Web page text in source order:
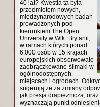
40 lat? Kwestia ta była
przedmiotem nowych,
międzynarodowych badań
prowadzonych pod
kierunkiem The Open
University w Wlk. Brytanii,
w ramach których ponad
6.000 osób w 15 krajach
europejskich obserwowało
zaobrączkowane ślimaki w
ogólnodostępnych
miejscach i ogrodach.
sugerują że za zmiany
jak presja drapieżnicza,
wyznaczają punkt